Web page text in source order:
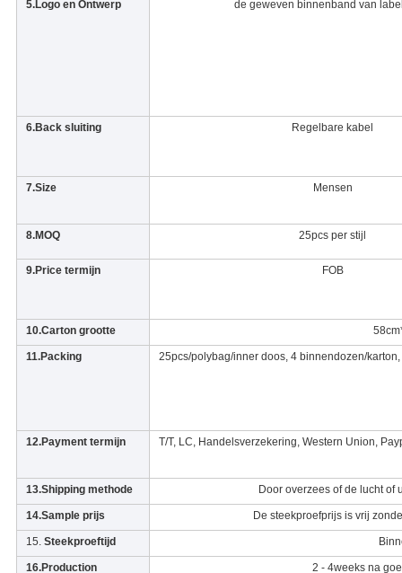
5.Logo en Ontwerp de geweven binnenband van
6.Back sluiting Regelbare kabel
7.Size Mensen
8.MOQ 25pcs per stijl
9.Price termijn FOB
10.Carton grootte
11.Packing 25pcs/polybag/inner doos, 4 binnendozen/
12.Payment termijn T/T, LC, Handelsverzekering, Western Union,
13.Shipping methode Door overzees of de lucht
14.Sample prijs De steekproefprijs is vrij
15. Steekproeftijd
16.Production 2 - 4weeks na